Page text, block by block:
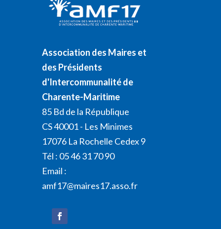
Association des Maires et
des Présidents
d'Intercommunalité de
Charente-Maritime
85 Bd de la République
CS 40001 - Les Minimes
17076 La Rochelle Cedex 9
Tél : 05 46 31 70 90
Email :
amf17@maires17.asso.fr